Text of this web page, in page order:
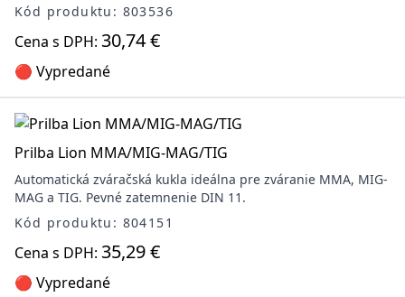
Kód produktu: 803536
Cena s DPH: 30,74 €
🔴 Vypredané
Prilba Lion MMA/MIG-MAG/TIG
Automatická zváračská kukla ideálna pre zváranie MMA, MIG-
MAG a TIG. Pevné zatemnenie DIN 11.
Kód produktu: 804151
Cena s DPH: 35,29 €
🔴 Vypredané